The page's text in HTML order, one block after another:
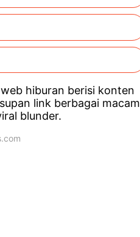
hiburan berisi konten
link berbagai macam
blunder.